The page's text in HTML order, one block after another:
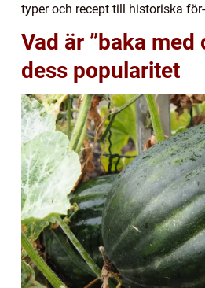
typer och recept till historiska
Vad är ”baka med
dess popularitet